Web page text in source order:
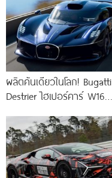
ผลิตคันเดียวในโลก! Bugatti
Destrier ไฮเปอร์คาร์ W16
จากรถแข่ง Bugatti